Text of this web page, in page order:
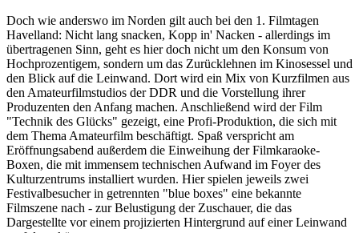
Doch wie anderswo im Norden gilt auch bei den 1. Filmtagen
Havelland: Nicht lang snacken, Kopp in' Nacken - allerdings im
übertragenen Sinn, geht es hier doch nicht um den Konsum von
Hochprozentigem, sondern um das Zurücklehnen im Kinosessel und
den Blick auf die Leinwand. Dort wird ein Mix von Kurzfilmen aus
den Amateurfilmstudios der DDR und die Vorstellung ihrer
Produzenten den Anfang machen. Anschließend wird der Film
"Technik des Glücks" gezeigt, eine Profi-Produktion, die sich mit
dem Thema Amateurfilm beschäftigt. Spaß verspricht am
Eröffnungsabend außerdem die Einweihung der Filmkaraoke-
Boxen, die mit immensem technischen Aufwand im Foyer des
Kulturzentrums installiert wurden. Hier spielen jeweils zwei
Festivalbesucher in getrennten "blue boxes" eine bekannte
Filmszene nach - zur Belustigung der Zuschauer, die das
Dargestellte vor einem projizierten Hintergrund auf einer Leinwand